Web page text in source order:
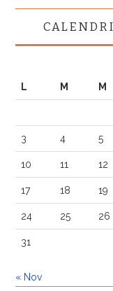
L
M M
3 4 5
10 11 12
17 18 19
24 25 26
31
« Nov